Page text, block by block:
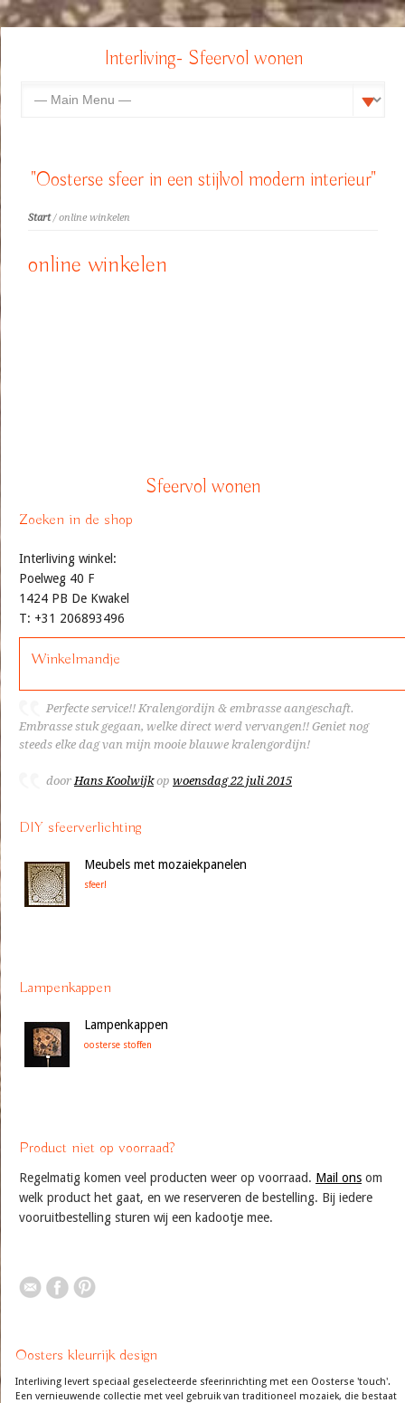
Interliving- Sfeervol wonen
"Oosterse sfeer in een stijlvol modern interieur"
Start/ online winkelen
online winkelen
Sfeervol wonen
Zoeken in de shop
Interliving winkel:
Poelweg 40 F
1424 PB De Kwakel
T: +31 206893496
Winkelmandje
Perfecte service!! Kralengordijn & embrasse aangeschaft.
Embrasse stuk gegaan, welke direct werd vervangen!! Geniet nog
steeds elke dag van mijn mooie blauwe kralengordijn!
doorHans Koolwijkop woensdag 22 juli 2015
DIY sfeerverlichting
Meubels met mozaiekpanelen
sfeer!
Lampenkappen
Lampenkappen
oosterse stoffen
Product niet op voorraad?
Regelmatig komen veel producten weer op voorraad. Mail ons om
welk product het gaat, en we reserveren de bestelling. Bij iedere
vooruitbestelling sturen wij een kadootje mee.
Oosters kleurrijk design
Interliving levert speciaal geselecteerde sfeerinrichting met een Oosterse 'touch'.
Een vernieuwende collectie met veel gebruik van traditioneel mozaiek, die bestaat